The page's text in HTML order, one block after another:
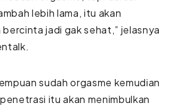
lebih lama, itu akan
jadi gak sehat,” jelasnya
sudah orgasme kemudian
itu akan menimbulkan